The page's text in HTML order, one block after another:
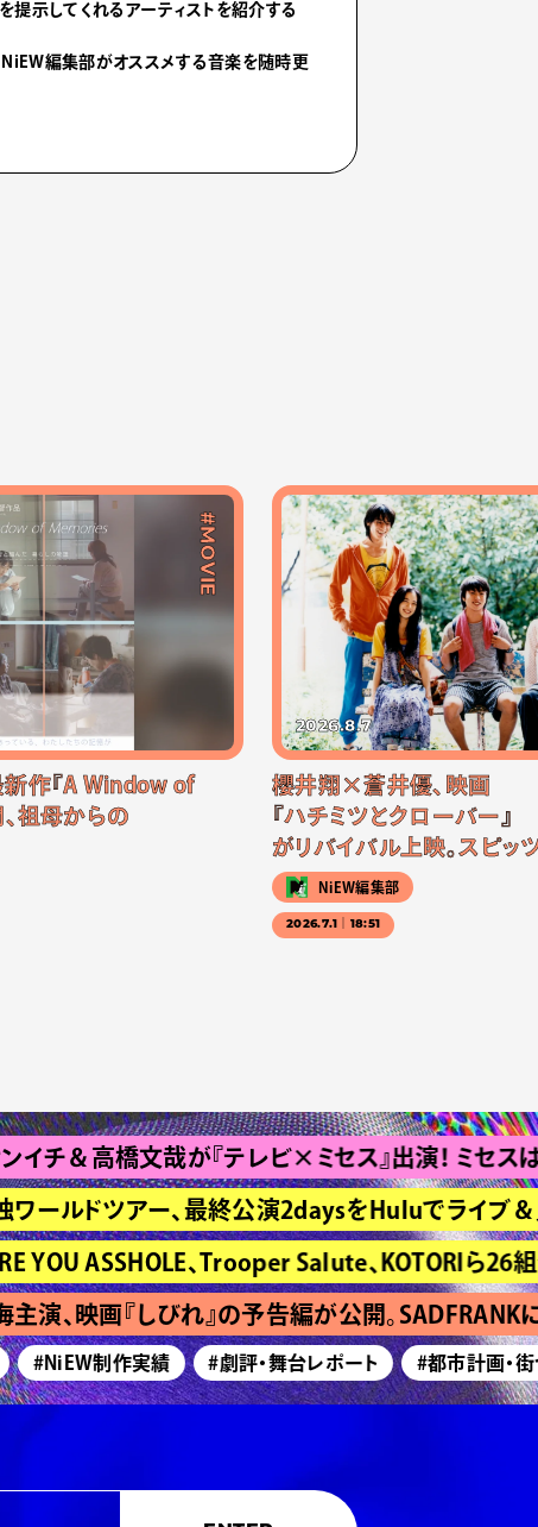
提示してくれるアーティストを紹介する
NiEW編集部がオススメする音楽を随時更
#MOVIE
作『A Window of
祖母からの
2026.8.7
櫻井翔×蒼井優、映画
『ハチミツとクローバー』
がリバイバル上映。スピ
NiEW編集部
2026.7.1｜18:51
＆高橋文哉が『テレビ×ミセス』出演！ ミセスは
ルドツアー、最終公演2daysをHuluでライブ＆見
ASSHOLE、Trooper Salute、KOTORIら26組発
、映画『しびれ』の予告編が公開。SADFRANK
#NiEW制作実績 #劇評・舞台レポート #都市計画・街づ